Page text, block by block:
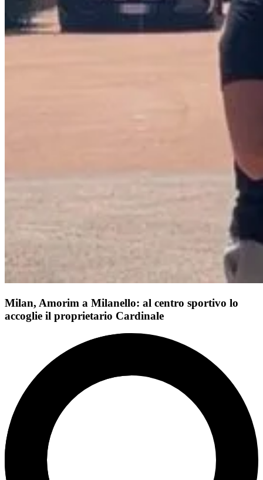
Milan, Amorim a Milanello: al centro sportivo lo
accoglie il proprietario Cardinale